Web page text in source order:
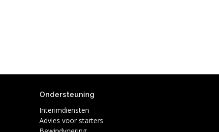
Ondersteuning
Interimdiensten
Advies voor starters